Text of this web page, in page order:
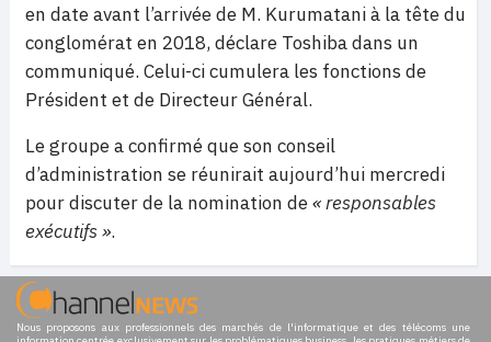
en date avant l’arrivée de M. Kurumatani à la tête du
conglomérat en 2018, déclare Toshiba dans un
communiqué. Celui-ci cumulera les fonctions de
Président et de Directeur Général.
Le groupe a confirmé que son conseil
d’administration se réunirait aujourd’hui mercredi
pour discuter de la nomination de« responsables
exécutifs ».
Nous proposons aux professionnels des marchés de l'informatique et des télécoms une